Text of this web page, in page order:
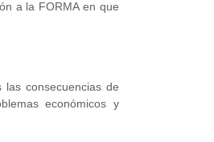
a la FORMA en que
consecuencias de
económicos y